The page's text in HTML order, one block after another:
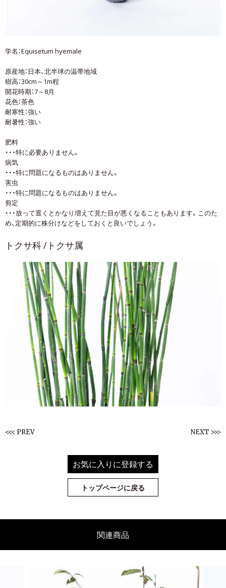
学名：Equisetum hyemale
原産地：日本、北半球の温帯地域
樹高：30cm～1m程
開花時期：7～8月
花色：茶色
耐寒性：強い
耐暑性：強い
肥料
・・・特に必要ありません。
病気
・・・特に問題になるものはありません。
害虫
・・・特に問題になるものはありません。
剪定
・・・放って置くとかなり増えて見た目が悪くなることもあります。このた
め、定期的に株分けなどをしておくと良いでしょう。
トクサ科 /トクサ属
<<< PREV NEXT >>>
お気に入りに登録する
トップページに戻る
関連商品